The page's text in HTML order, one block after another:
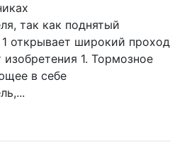
так как поднятый
открывает широкий проход
1. Тормозное
в себе